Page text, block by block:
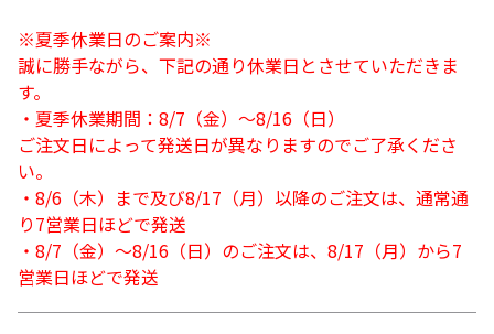
※夏季休業日のご案内※
誠に勝手ながら、下記の通り休業日とさせていただきま
す。
・夏季休業期間：8/7（金）～8/16（日）
ご注文日によって発送日が異なりますのでご了承くださ
い。
・8/6（木）まで及び8/17（月）以降のご注文は、通常通
り7営業日ほどで発送
・8/7（金）～8/16（日）のご注文は、8/17（月）から7
営業日ほどで発送